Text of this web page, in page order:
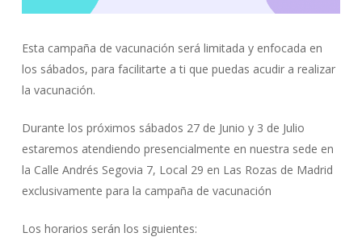
Esta campaña de vacunación será limitada y enfocada en
los sábados, para facilitarte a ti que puedas acudir a realizar
la vacunación.
Durante los próximos sábados 27 de Junio y 3 de Julio
estaremos atendiendo presencialmente en nuestra sede en
la Calle Andrés Segovia 7, Local 29 en Las Rozas de Madrid
exclusivamente para la campaña de vacunación
Los horarios serán los siguientes: